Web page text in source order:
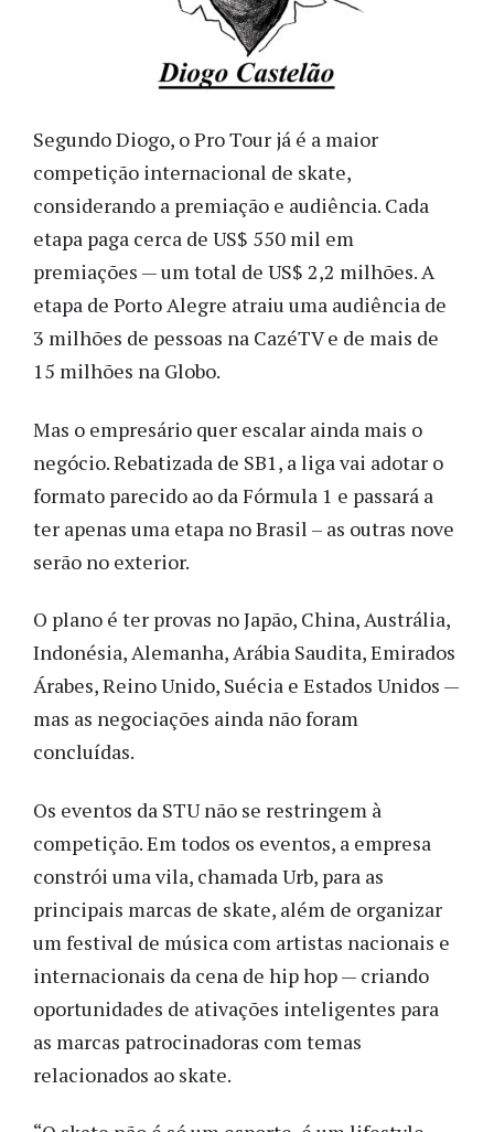
Segundo Diogo, o Pro Tour já é a maior
competição internacional de skate,
considerando a premiação e audiência. Cada
etapa paga cerca de US$ 550 mil em
premiações — um total de US$ 2,2 milhões. A
etapa de Porto Alegre atraiu uma audiência de
3 milhões de pessoas na CazéTV e de mais de
15 milhões na Globo.
Mas o empresário quer escalar ainda mais o
negócio. Rebatizada de SB1, a liga vai adotar o
formato parecido ao da Fórmula 1 e passará a
ter apenas uma etapa no Brasil – as outras nove
serão no exterior.
O plano é ter provas no Japão, China, Austrália,
Indonésia, Alemanha, Arábia Saudita, Emirados
Árabes, Reino Unido, Suécia e Estados Unidos —
mas as negociações ainda não foram
concluídas.
Os eventos da STU não se restringem à
competição. Em todos os eventos, a empresa
constrói uma vila, chamada Urb, para as
principais marcas de skate, além de organizar
um festival de música com artistas nacionais e
internacionais da cena de hip hop — criando
oportunidades de ativações inteligentes para
as marcas patrocinadoras com temas
relacionados ao skate.